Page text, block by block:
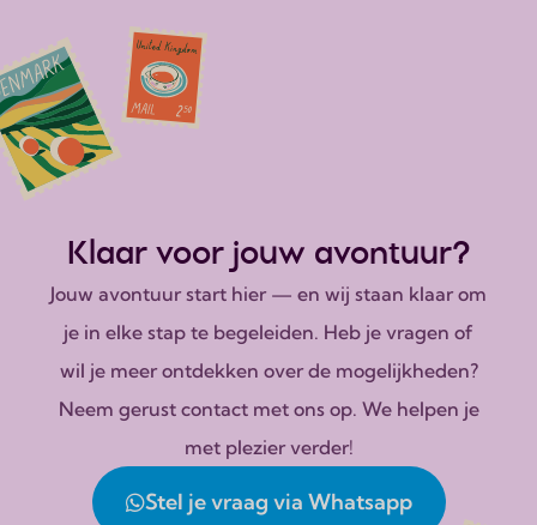
Klaar voor jouw avontuur?
Jouw avontuur start hier — en wij staan klaar om
je in elke stap te begeleiden. Heb je vragen of
wil je meer ontdekken over de mogelijkheden?
Neem gerust contact met ons op. We helpen je
met plezier verder!
Stel je vraag via Whatsapp